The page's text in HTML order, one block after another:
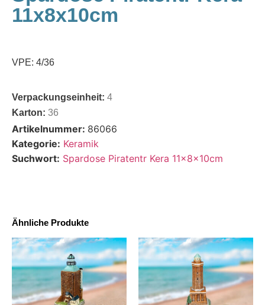
11x8x10cm
VPE: 4/36
Verpackungseinheit: 4
Karton: 36
Artikelnummer: 86066
Kategorie: Keramik
Suchwort: Spardose Piratentr Kera 11x8x10cm
Ähnliche Produkte